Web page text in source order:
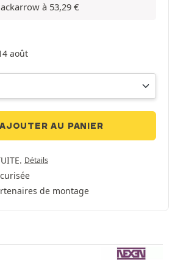
à 53,29 €
août
AJOUTER AU PANIER
Détails
de montage